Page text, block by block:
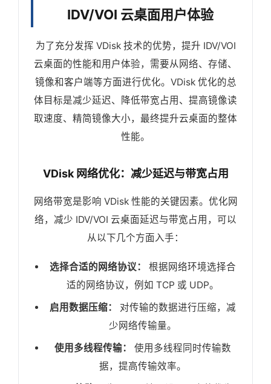
IDV/VOI 云桌面用户体验
为了充分发挥 VDisk 技术的优势，提升 IDV/VOI
云桌面的性能和用户体验，需要从网络、存储、
镜像和客户端等方面进行优化。VDisk 优化的总
体目标是减少延迟、降低带宽占用、提高镜像读
取速度、精简镜像大小，最终提升云桌面的整体
性能。
VDisk 网络优化：减少延迟与带宽占用
网络带宽是影响 VDisk 性能的关键因素。优化网
络，减少 IDV/VOI 云桌面延迟与带宽占用，可以
从以下几个方面入手：
选择合适的网络协议：
根据网络环境选择合
适的网络协议，例如 TCP 或 UDP。
启用数据压缩：
对传输的数据进行压缩，减
少网络传输量。
使用多线程传输：
使用多线程同时传输数
据，提高传输效率。